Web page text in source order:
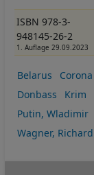
ISBN 978-3-
948145-26-2
1. Auflage 29.09.2023
Belarus Corona
Donbass
Krim
Putin, Wladimir
Wagner, Richard